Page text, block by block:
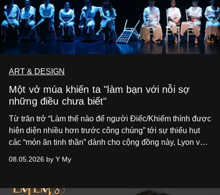
ART & DESIGN
Một vở múa khiến ta "làm bạn với nỗi sợ
những điều chưa biết"
Từ trăn trở “Làm thế nào để người Điếc/Khiếm thính được
hiện diện nhiều hơn trước công chúng” tới sự thiếu hụt
các “món ăn tinh thần” dành cho cộng đồng này, Lyon và
phẩm múa đương đại thành hiện thực, mang tên Lắng
08.05.2026 by Y My